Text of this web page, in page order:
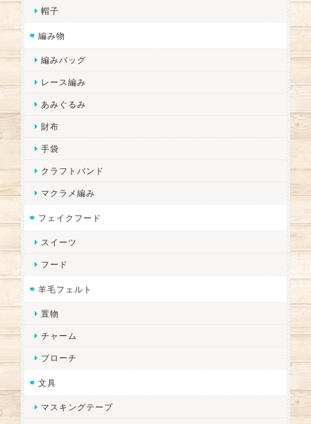
帽子
編み物
編みバッグ
レース編み
あみぐるみ
財布
手袋
クラフトバンド
マクラメ編み
フェイクフード
スイーツ
フード
羊毛フェルト
置物
チャーム
ブローチ
文具
マスキングテープ